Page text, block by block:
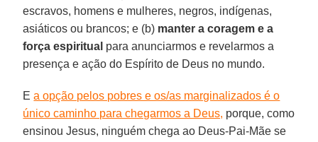
escravos, homens e mulheres, negros, indígenas,
asiáticos ou brancos; e (b) manter a coragem e a
força espiritual para anunciarmos e revelarmos a
presença e ação do Espírito de Deus no mundo.
Ea opção pelos pobres e os/as marginalizados é o
único caminho para chegarmos a Deus, porque, como
ensinou Jesus, ninguém chega ao Deus-Pai-Mãe se